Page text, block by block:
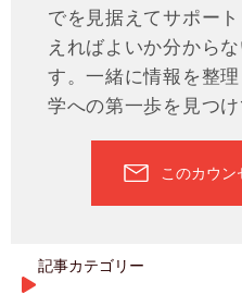
でを見据えてサポー
えればよいか分から
す。一緒に情報を整
学への第一歩を見つけ
このカウン
記事カテゴリー